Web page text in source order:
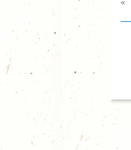
«